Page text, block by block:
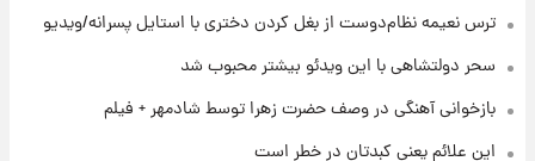
تصاویر کمتر دیده‌شده از شهیدان حاجی‌زاده و
ترس نعیمه نظام‌دوست از بغل کردن دختری با استایل پسرانه/ویدیو
سحر دولتشاهی با این ویدئو بیشتر محبوب شد
بازخوانی آهنگی در وصف حضرت زهرا توسط شادمهر + فیلم
این علائم یعنی کبدتان در خطر است